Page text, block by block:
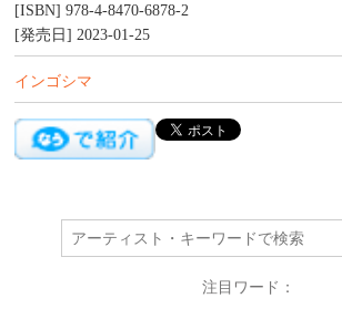
[ISBN] 978-4-8470-6878-2
[発売日] 2023-01-25
インゴシマ
注目ワード：